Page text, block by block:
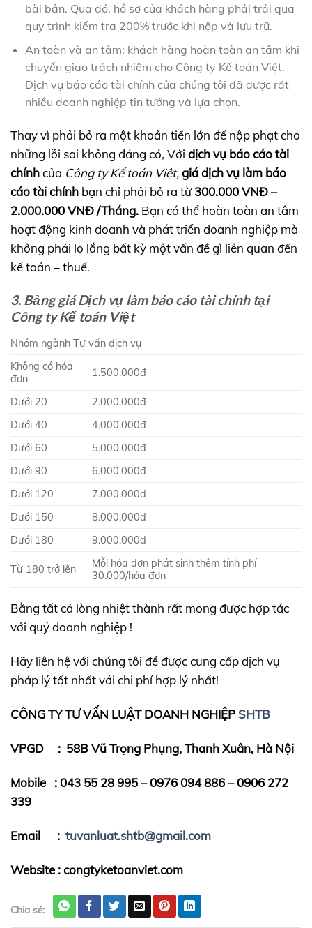
bài bản. Qua đó, hồ sơ của khách hàng phải trải qua
quy trình kiểm tra 200% trước khi nộp và lưu trữ.
An toàn và an tâm: khách hàng hoàn toàn an tâm khi
chuyển giao trách nhiệm cho Công ty Kế toán Việt.
Dịch vụ báo cáo tài chính của chúng tôi đã được rất
nhiều doanh nghiệp tin tưởng và lựa chọn.
Thay vì phải bỏ ra một khoản tiền lớn để nộp phạt cho
những lỗi sai không đáng có, Với dịch vụ báo cáo tài
chínhcủa Công ty Kế toán Việt,giá dịch vụ làm báo
cáo tài chính bạn chỉ phải bỏ ra từ300.000 VNĐ –
2.000.000 VNĐ /Tháng. Bạn có thể hoàn toàn an tâm
hoạt động kinh doanh và phát triển doanh nghiệp mà
không phải lo lắng bất kỳ một vấn đề gì liên quan đến
kế toán – thuế.
3. Bảng giá Dịch vụ làm báo cáo tài chính tại
Công ty Kế toán Việt
Nhóm ngành Tư vấn dịch vụ
Không có hóa
đơn
1.500.000đ
Dưới 20
2.000.000đ
Dưới 40
4.000.000đ
Dưới 60
5.000.000đ
Dưới 90
6.000.000đ
Dưới 120
7.000.000đ
Dưới 150
8.000.000đ
Dưới 180
9.000.000đ
Từ 180 trở lên
Mỗi hóa đơn phát sinh thêm tính phí
30.000/hóa đơn
Bằng tất cả lòng nhiệt thành rất mong được hợp tác
với quý doanh nghiệp !
Hãy liên hệ với chúng tôi để được cung cấp dịch vụ
pháp lý tốt nhất với chi phí hợp lý nhất!
CÔNG TY TƯ VẤN LUẬT DOANH NGHIỆP SHTB
VPGD : 58B Vũ Trọng Phụng, Thanh Xuân, Hà Nội
Mobile : 043 55 28 995 – 0976 094 886 – 0906 272
339
Email : tuvanluat.shtb@gmail.com
Website : congtyketoanviet.com
Chia sẻ: